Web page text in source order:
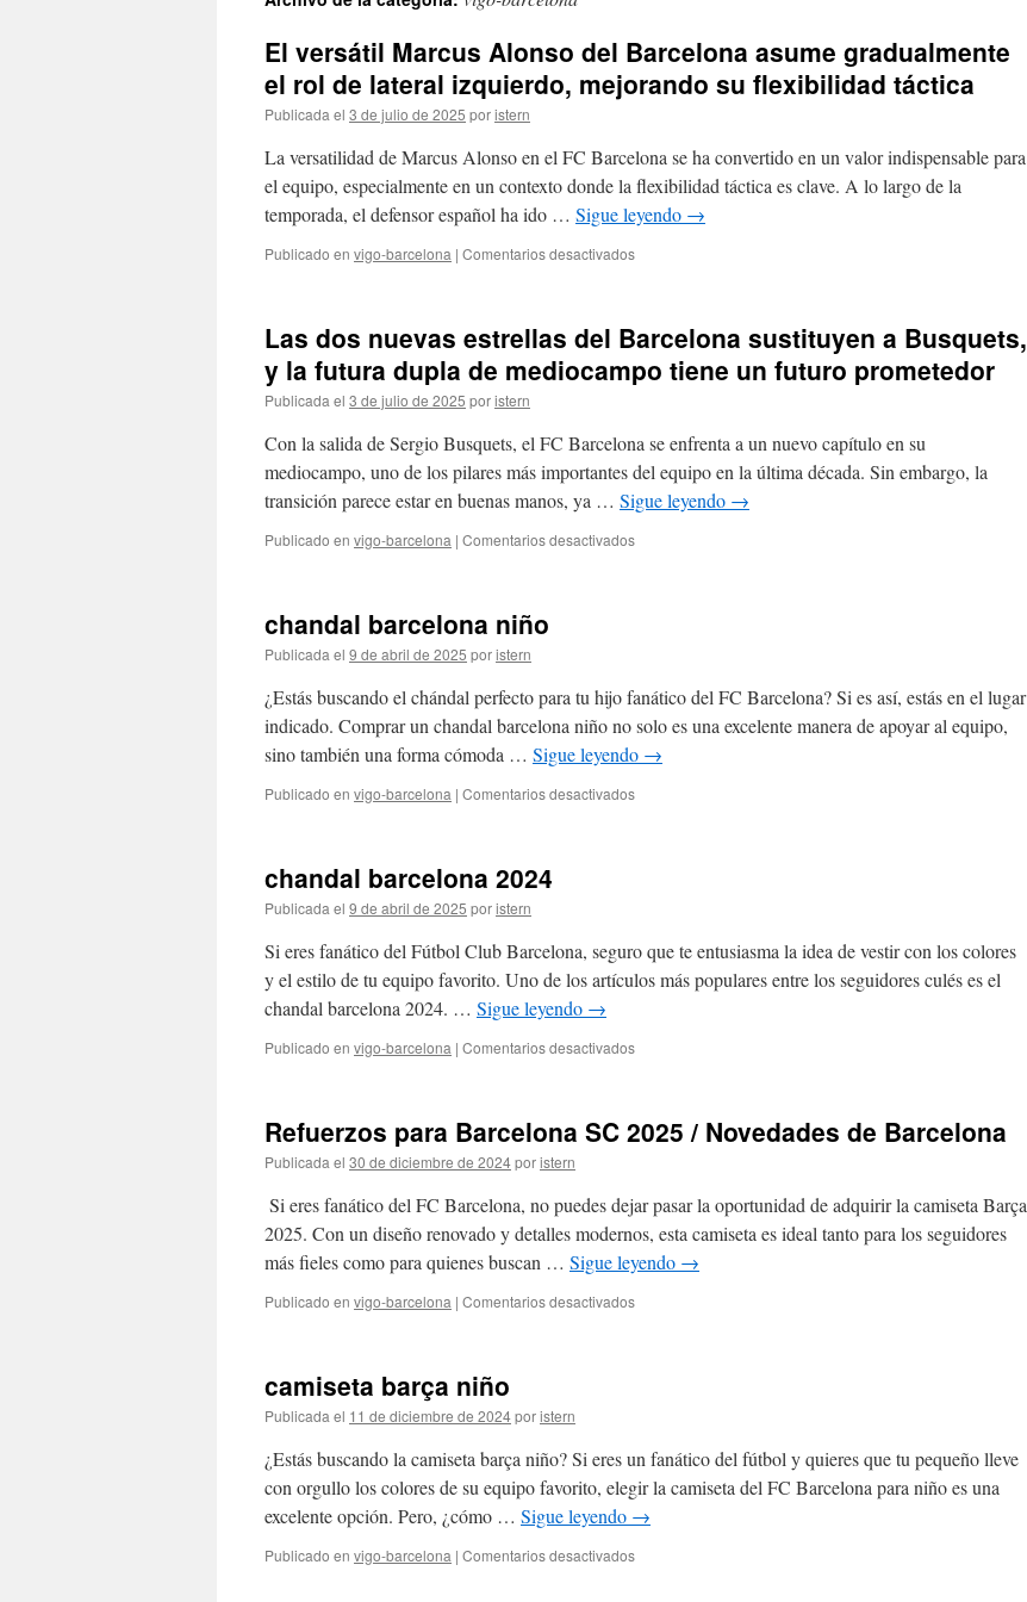
contenido
El versátil Marcus Alonso del Barcelona asume gradualmente
el rol de lateral izquierdo, mejorando su flexibilidad táctica
Publicada el 3 de julio de 2025 poristern
La versatilidad de Marcus Alonso en el FC Barcelona se ha convertido en un valor indispensable para
el equipo, especialmente en un contexto donde la flexibilidad táctica es clave. A lo largo de la
temporada, el defensor español ha ido … Sigue leyendo →
Publicado en vigo-barcelona | Comentarios desactivadosen
Alonso
Barcelona
el
rol
lateral
Las dos nuevas estrellas del Barcelona sustituyen a Busquets,
y la futura dupla de mediocampo tiene un futuro prometedor
Publicada el 3 de julio de 2025 poristern
Con la salida de Sergio Busquets, el FC Barcelona se enfrenta a un nuevo capítulo en su
mediocampo, uno de los pilares más importantes del equipo en la última década. Sin embargo, la
transición parece estar en buenas manos, ya … Sigue leyendo →
Publicado en vigo-barcelona | Comentarios desactivadosen
sustituyen
a
Busquets,
y
futura
prometedor
chandal barcelona niño
Publicada el 9 de abril de 2025 poristern
¿Estás buscando el chándal perfecto para tu hijo fanático del FC Barcelona? Si es así, estás en el lugar
indicado. Comprar un chandal barcelona niño no solo es una excelente manera de apoyar al equipo,
sino también una forma cómoda … Sigue leyendo →
Publicado en vigo-barcelona | Comentarios desactivadosen
chandal barcelona 2024
Publicada el 9 de abril de 2025 poristern
Si eres fanático del Fútbol Club Barcelona, seguro que te entusiasma la idea de vestir con los colores
y el estilo de tu equipo favorito. Uno de los artículos más populares entre los seguidores culés es el
chandal barcelona 2024. … Sigue leyendo →
Publicado en vigo-barcelona | Comentarios desactivadosen
Refuerzos para Barcelona SC 2025 / Novedades de Barcelona
Publicada el 30 de diciembre de 2024poristern
Si eres fanático del FC Barcelona, no puedes dejar pasar la oportunidad de adquirir la camiseta Barça
2025. Con un diseño renovado y detalles modernos, esta camiseta es ideal tanto para los seguidores
más fieles como para quienes buscan … Sigue leyendo →
Publicado en vigo-barcelona | Comentarios desactivadosen
Novedades
de
Barcelona
camiseta barça niño
Publicada el 11 de diciembre de 2024poristern
¿Estás buscando la camiseta barça niño? Si eres un fanático del fútbol y quieres que tu pequeño lleve
con orgullo los colores de su equipo favorito, elegir la camiseta del FC Barcelona para niño es una
excelente opción. Pero, ¿cómo … Sigue leyendo →
Publicado en vigo-barcelona | Comentarios desactivadosen